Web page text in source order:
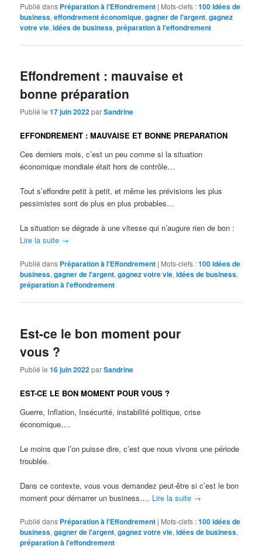
Publié dans Préparation à l'Effondrement | Mots-clefs :100 idées de
business,effondrement économique,gagner de l'argent,gagnez
votre vie,idées de business,préparation à l'effondrement
Effondrement : mauvaise et
bonne préparation
Publié le17 juin 2022parSandrine
EFFONDREMENT : MAUVAISE ET BONNE PREPARATION
Ces derniers mois, c’est un peu comme si la situation
économique mondiale était hors de contrôle…
Tout s’effondre petit à petit, et même les prévisions les plus
pessimistes sont de plus en plus probables…
La situation se dégrade à une vitesse qui n’augure rien de bon :
Lire la suite →
Publié dans Préparation à l'Effondrement | Mots-clefs :100 idées de
business,gagner de l'argent,gagnez votre vie,idées de business,
préparation à l'effondrement
Est-ce le bon moment pour
vous ?
Publié le16 juin 2022parSandrine
EST-CE LE BON MOMENT POUR VOUS ?
Guerre, Inflation, Insécurité, instabilité politique, crise
économique….
Le moins que l’on puisse dire, c’est que nous vivons une période
troublée.
Dans ce contexte, vous vous demandez peut-être si c’est le bon
moment pour démarrer un business…. Lire la suite →
Publié dans Préparation à l'Effondrement | Mots-clefs :100 idées de
business,gagner de l'argent,gagnez votre vie,idées de business,
préparation à l'effondrement